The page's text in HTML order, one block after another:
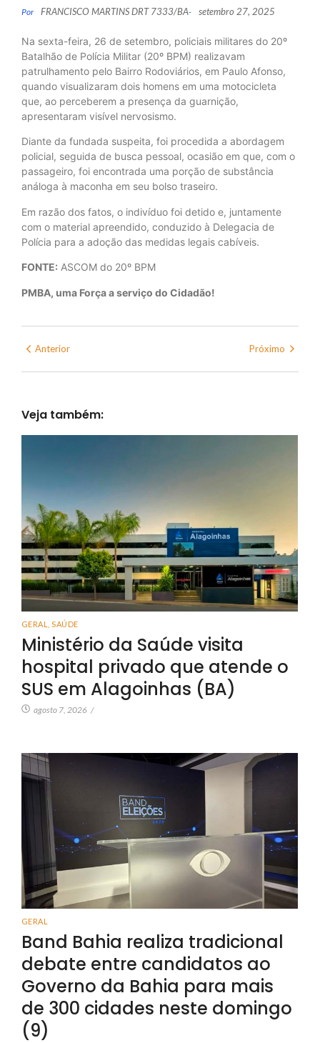
Por FRANCISCO MARTINS DRT 7333/BA- setembro 27, 2025
Na sexta-feira, 26 de setembro, policiais militares do 20º
Batalhão de Polícia Militar (20º BPM) realizavam
patrulhamento pelo Bairro Rodoviários, em Paulo Afonso,
quando visualizaram dois homens em uma motocicleta
que, ao perceberem a presença da guarnição,
apresentaram visível nervosismo.
Diante da fundada suspeita, foi procedida a abordagem
policial, seguida de busca pessoal, ocasião em que, com o
passageiro, foi encontrada uma porção de substância
análoga à maconha em seu bolso traseiro.
Em razão dos fatos, o indivíduo foi detido e, juntamente
com o material apreendido, conduzido à Delegacia de
Polícia para a adoção das medidas legais cabíveis.
FONTE: ASCOM do 20º BPM
PMBA, uma Força a serviço do Cidadão!
Anterior Próximo
Veja também:
GERAL SAÚDE
Ministério da Saúde visita
hospital privado que atende o
SUS em Alagoinhas (BA)
agosto 7, 2026 /
GERAL
Band Bahia realiza tradicional
debate entre candidatos ao
Governo da Bahia para mais
de 300 cidades neste domingo
(9)